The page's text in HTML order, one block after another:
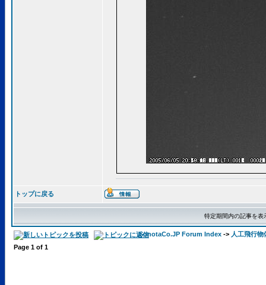
トップに戻る
特定期間内の記事を
SonotaCo.JP Forum Index -> 人工飛行物
Page 1 of 1